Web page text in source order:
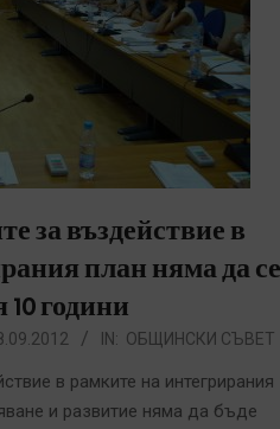
за въздействие в
план няма да се
години
IN: ОБЩИНСКИ СЪВЕТ
в рамките на интегрирания
и развитие няма да бъде